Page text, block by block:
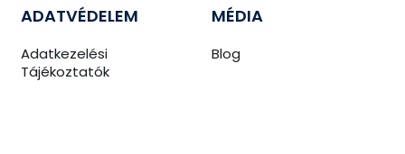
ADATVÉDELEM
Adatkezelési
Tájékoztatók
MÉDIA
Blog